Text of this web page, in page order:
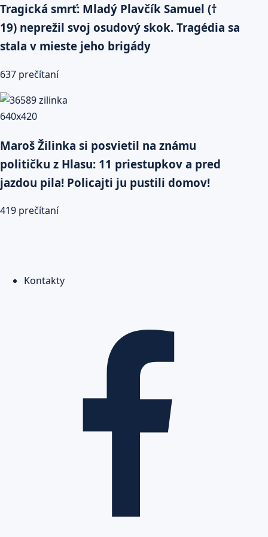
Tragická smrť: Mladý Plavčík Samuel (†
19) neprežil svoj osudový skok. Tragédia sa
stala v mieste jeho brigády
637 prečítaní
Maroš Žilinka si posvietil na známu
političku z Hlasu: 11 priestupkov a pred
jazdou pila! Policajti ju pustili domov!
419 prečítaní
Kontakty